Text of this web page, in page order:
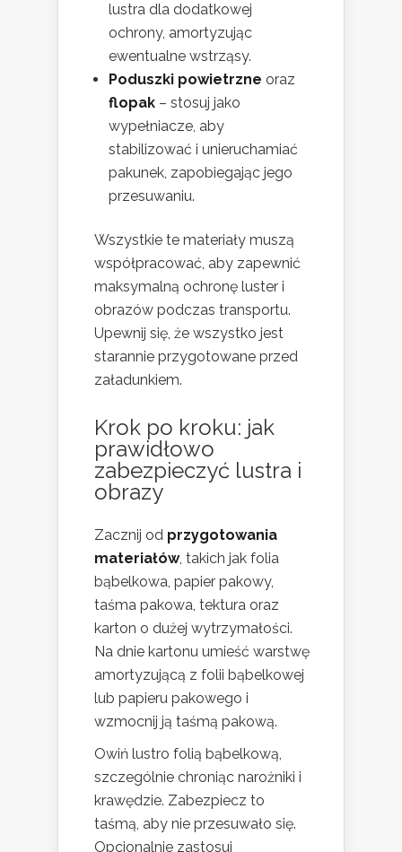
lustra dla dodatkowej
ochrony, amortyzując
ewentualne wstrząsy.
Poduszki powietrzne oraz
flopak – stosuj jako
wypełniacze, aby
stabilizować i unieruchamiać
pakunek, zapobiegając jego
przesuwaniu.
Wszystkie te materiały muszą
współpracować, aby zapewnić
maksymalną ochronę luster i
obrazów podczas transportu.
Upewnij się, że wszystko jest
starannie przygotowane przed
załadunkiem.
Krok po kroku: jak
prawidłowo
zabezpieczyć lustra i
obrazy
Zacznij od przygotowania
materiałów, takich jak folia
bąbelkowa, papier pakowy,
taśma pakowa, tektura oraz
karton o dużej wytrzymałości.
Na dnie kartonu umieść warstwę
amortyzującą z folii bąbelkowej
lub papieru pakowego i
wzmocnij ją taśmą pakową.
Owiń lustro folią bąbelkową,
szczególnie chroniąc narożniki i
krawędzie. Zabezpiecz to
taśmą, aby nie przesuwało się.
Opcjonalnie zastosuj